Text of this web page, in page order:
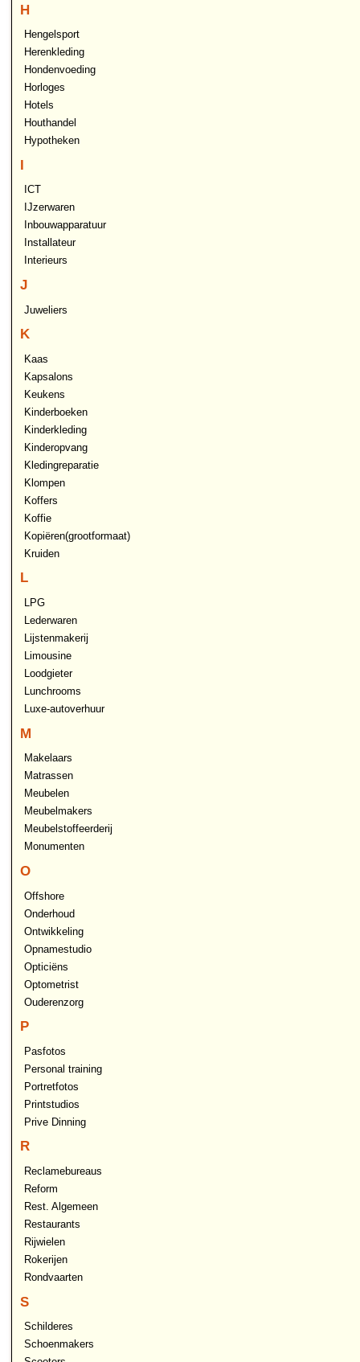
H
Hengelsport
Herenkleding
Hondenvoeding
Horloges
Hotels
Houthandel
Hypotheken
I
ICT
IJzerwaren
Inbouwapparatuur
Installateur
Interieurs
J
Juweliers
K
Kaas
Kapsalons
Keukens
Kinderboeken
Kinderkleding
Kinderopvang
Kledingreparatie
Klompen
Koffers
Koffie
Kopiëren(grootformaat)
Kruiden
L
LPG
Lederwaren
Lijstenmakerij
Limousine
Loodgieter
Lunchrooms
Luxe-autoverhuur
M
Makelaars
Matrassen
Meubelen
Meubelmakers
Meubelstoffeerderij
Monumenten
O
Offshore
Onderhoud
Ontwikkeling
Opnamestudio
Opticiëns
Optometrist
Ouderenzorg
P
Pasfotos
Personal training
Portretfotos
Printstudios
Prive Dinning
R
Reclamebureaus
Reform
Rest. Algemeen
Restaurants
Rijwielen
Rokerijen
Rondvaarten
S
Schilderes
Schoenmakers